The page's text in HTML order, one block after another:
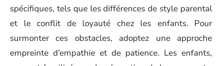
spécifiques, tels que les différences de style parental
et le conflit de loyauté chez les enfants. Pour
surmonter ces obstacles, adoptez une approche
empreinte d’empathie et de patience. Les enfants,